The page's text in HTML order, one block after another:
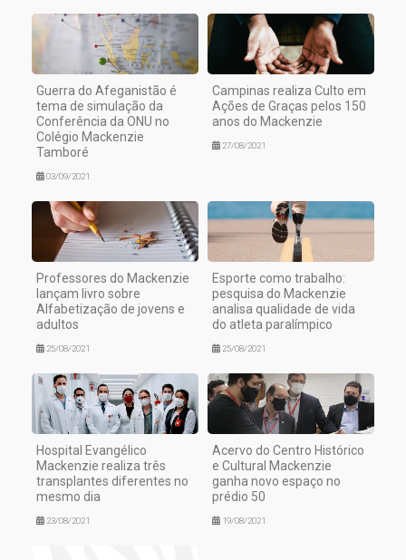
Guerra do Afeganistão é
tema de simulação da
Conferência da ONU no
Colégio Mackenzie
Tamboré
03/09/2021
Campinas realiza Culto em
Ações de Graças pelos 150
anos do Mackenzie
27/08/2021
Professores do Mackenzie
lançam livro sobre
Alfabetização de jovens e
adultos
25/08/2021
Esporte como trabalho:
pesquisa do Mackenzie
analisa qualidade de vida
do atleta paralímpico
25/08/2021
Hospital Evangélico
Mackenzie realiza três
transplantes diferentes no
mesmo dia
23/08/2021
Acervo do Centro Histórico
e Cultural Mackenzie
ganha novo espaço no
prédio 50
19/08/2021